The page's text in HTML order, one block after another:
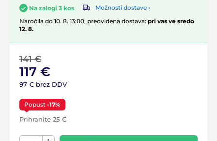
Na zalogi 3 kos
Možnosti dostave ›
Naročila do 10. 8. 13:00, predvidena dostava: pri vas ve sredo
12. 8.
141 €
117 €
97 € brez DDV
Popust -17%
Prihranite 25 €